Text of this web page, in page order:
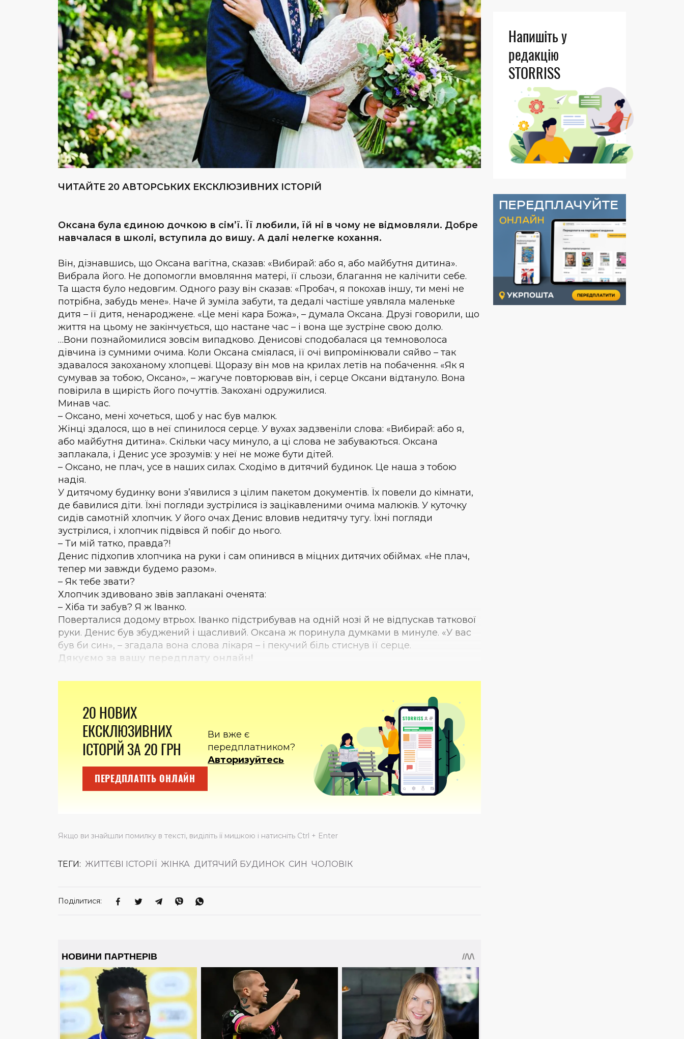
ЧИТАЙТЕ 20 АВТОРСЬКИХ ЕКСКЛЮЗИВНИХ ІСТОРІЙ
Оксана була єдиною дочкою в сім’ї. Її любили, їй ні в чому не відмовляли. Добре
навчалася в школі, вступила до вишу. А далі нелегке кохання.
Він, дізнавшись, що Оксана вагітна, сказав: «Вибирай: або я, або майбутня дитина».
Вибрала його. Не допомогли вмовляння матері, її сльози, благання не калічити себе.
Та щастя було недовгим. Одного разу він сказав: «Пробач, я покохав іншу, ти мені не
потрібна, забудь мене». Наче й зуміла забути, та дедалі частіше уявляла маленьке
дитя – її дитя, ненароджене. «Це мені кара Божа», – думала Оксана. Друзі говорили, що
життя на цьому не закінчується, що настане час – і вона ще зустріне свою долю.
…Вони познайомилися зовсім випадково. Денисові сподобалася ця темноволоса
дівчина із сумними очима. Коли Оксана сміялася, її очі випромінювали сяйво – так
здавалося закоханому хлопцеві. Щоразу він мов на крилах летів на побачення. «Як я
сумував за тобою, Оксано», – жагуче повторював він, і серце Оксани відтануло. Вона
повірила в щирість його почуттів. Закохані одружилися.
Минав час.
– Оксано, мені хочеться, щоб у нас був малюк.
Жінці здалося, що в неї спинилося серце. У вухах задзвеніли слова: «Вибирай: або я,
або майбутня дитина». Скільки часу минуло, а ці слова не забуваються. Оксана
заплакала, і Денис усе зрозумів: у неї не може бути дітей.
– Оксано, не плач, усе в наших силах. Сходімо в дитячий будинок. Це наша з тобою
надія.
У дитячому будинку вони з’явилися з цілим пакетом документів. Їх повели до кімнати,
де бавилися діти. Їхні погляди зустрілися із зацікавленими очима малюків. У куточку
сидів самотній хлопчик. У його очах Денис вловив недитячу тугу. Їхні погляди
зустрілися, і хлопчик підвівся й побіг до нього.
– Ти мій татко, правда?!
Денис підхопив хлопчика на руки і сам опинився в міцних дитячих обіймах. «Не плач,
тепер ми завжди будемо разом».
– Як тебе звати?
Хлопчик здивовано звів заплакані оченята:
– Хіба ти забув? Я ж Іванко.
Поверталися додому втрьох. Іванко підстрибував на одній нозі й не відпускав таткової
руки. Денис був збуджений і щасливий. Оксана ж поринула думками в минуле. «У вас
був би син», – згадала вона слова лікаря – і пекучий біль стиснув її серце.
Дякуємо за вашу передплату онлайн!
20 НОВИХ
ЕКСКЛЮЗИВНИХ
ІСТОРІЙ ЗА 20 ГРН
ПЕРЕДПЛАТІТЬ ОНЛАЙН
Ви вже є
передплатником?
Авторизуйтесь
Якщо ви знайшли помилку в тексті, виділіть її мишкою і натисніть Ctrl + Enter
ТЕГИ: ЖИТТЄВІ ІСТОРІЇ ЖІНКА ДИТЯЧИЙ БУДИНОК СИН ЧОЛОВІК
Поділитися:
Напишіть у
редакцію
STORRISS